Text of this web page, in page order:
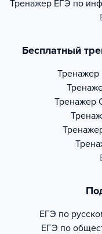
Тренажер ЕГЭ по
Бесплатный
Тренажер
Тренажер
ЕГЭ по
ЕГЭ по